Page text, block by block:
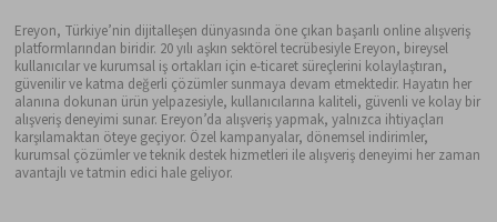
Ereyon, Türkiye’nin dijitalleşen dünyasında öne çıkan başarılı online alışveriş
platformlarından biridir. 20 yılı aşkın sektörel tecrübesiyle Ereyon, bireysel
kullanıcılar ve kurumsal iş ortakları için e-ticaret süreçlerini kolaylaştıran,
güvenilir ve katma değerli çözümler sunmaya devam etmektedir. Hayatın her
alanına dokunan ürün yelpazesiyle, kullanıcılarına kaliteli, güvenli ve kolay bir
alışveriş deneyimi sunar. Ereyon’da alışveriş yapmak, yalnızca ihtiyaçları
karşılamaktan öteye geçiyor. Özel kampanyalar, dönemsel indirimler,
kurumsal çözümler ve teknik destek hizmetleri ile alışveriş deneyimi her zaman
avantajlı ve tatmin edici hale geliyor.